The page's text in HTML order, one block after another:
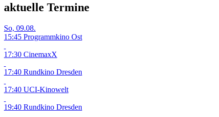
aktuelle Termine
So, 09.08.
15:45 Programmkino Ost
17:30 CinemaxX
17:40 Rundkino Dresden
17:40 UCI-Kinowelt
19:40 Rundkino Dresden